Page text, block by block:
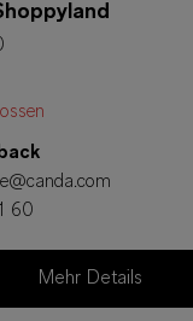
60
Mehr Details